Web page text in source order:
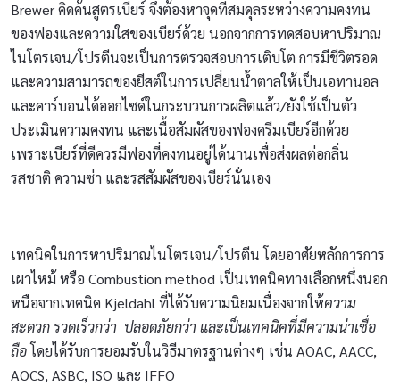
Brewer คิดค้นสูตรเบียร์ จึงต้องหาจุดที่สมดุลระหว่างความคงทน
ของฟองและความใสของเบียร์ด้วย นอกจากการทดสอบหาปริมาณ
ไนโตรเจน/โปรตีนจะเป็นการตรวจสอบการเติบโต การมีชีวิตรอด
และความสามารถของยีสต์ในการเปลี่ยนน้ำตาลให้เป็นเอทานอล
และคาร์บอนได้ออกไซด์ในกระบวนการผลิตแล้ว/ยังใช้เป็นตัว
ประเมินความคงทน และเนื้อสัมผัสของฟองครีมเบียร์อีกด้วย
เพราะเบียร์ที่ดีควรมีฟองที่คงทนอยู่ได้นานเพื่อส่งผลต่อกลิ่น
รสชาติ ความซ่า และรสสัมผัสของเบียร์นั่นเอง
เทคนิคในการหาปริมาณไนโตรเจน/โปรตีน โดยอาศัยหลักการการ
เผาไหม้ หรือ Combustion method เป็นเทคนิคทางเลือกหนึ่งนอก
หนือจากเทคนิค Kjeldahl ที่ได้รับความนิยมเนื่องจากให้ความ
สะดวก รวดเร็วกว่า ปลอดภัยกว่า และเป็นเทคนิคที่มีความน่าเชื่อ
ถือโดยได้รับการยอมรับในวิธีมาตรฐานต่างๆ เช่น AOAC, AACC,
AOCS, ASBC, ISO และ IFFO